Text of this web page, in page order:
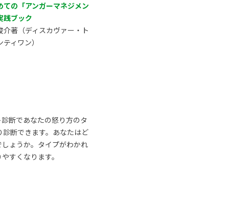
ての「アンガーマネジメン
践ブック
介著（ディスカヴァー・ト
ティワン）
断であなたの怒り方のタ
断できます。あなたはど
ょうか。タイプがわかれ
すくなります。